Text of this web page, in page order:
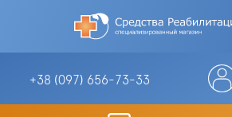
+38 (097) 656-73-33